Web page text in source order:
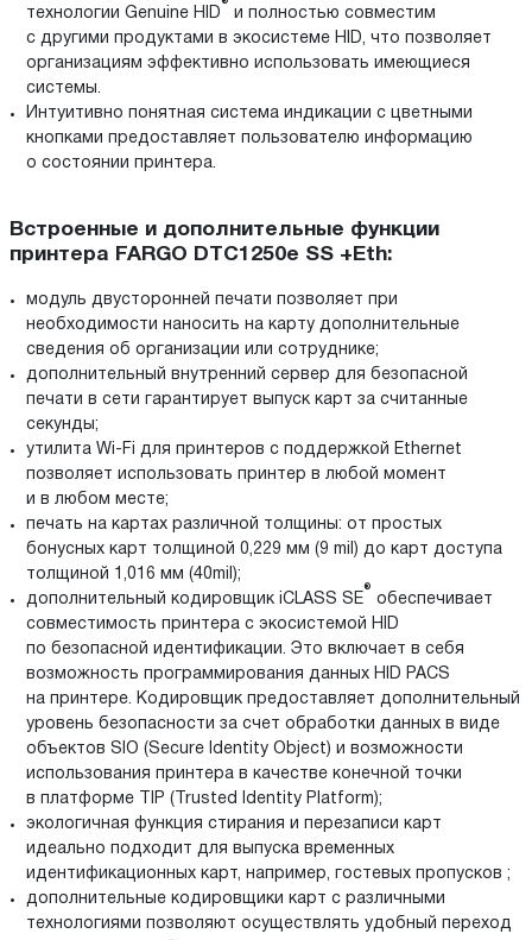
технологии Genuine HID
®
и полностью совместим
с другими продуктами в экосистеме HID, что позволяет
организациям эффективно использовать имеющиеся
системы.
Интуитивно понятная система индикации с цветными
кнопками предоставляет пользователю информацию
о состоянии принтера.
Встроенные и дополнительные функции
принтера FARGO DTC1250e SS +Eth:
модуль двусторонней печати позволяет при
необходимости наносить на карту дополнительные
сведения об организации или сотруднике;
дополнительный внутренний сервер для безопасной
печати в сети гарантирует выпуск карт за считанные
секунды;
утилита Wi-Fi для принтеров с поддержкой Ethernet
позволяет использовать принтер в любой момент
и в любом месте;
печать на картах различной толщины: от простых
бонусных карт толщиной 0,229 мм (9 mil) до карт доступа
толщиной 1,016 мм (40mil);
дополнительный кодировщик iCLASS SE
®
обеспечивает
совместимость принтера с экосистемой HID
по безопасной идентификации. Это включает в себя
возможность программирования данных HID PACS
на принтере. Кодировщик предоставляет дополнительный
уровень безопасности за счет обработки данных в виде
объектов SIO (Secure Identity Object) и возможности
использования принтера в качестве конечной точки
в платформе TIP (Trusted Identity Platform);
экологичная функция стирания и перезаписи карт
идеально подходит для выпуска временных
идентификационных карт, например, гостевых пропусков ;
дополнительные кодировщики карт с различными
технологиями позволяют осуществлять удобный переход